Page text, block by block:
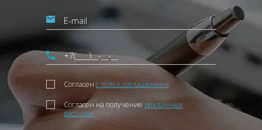
Согласен с польз. соглашением
Согласен на получение рекламных
рассылок